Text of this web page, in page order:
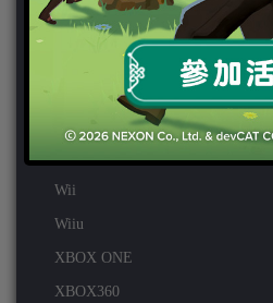
PC
Wii
Wiiu
XBOX ONE
XBOX360